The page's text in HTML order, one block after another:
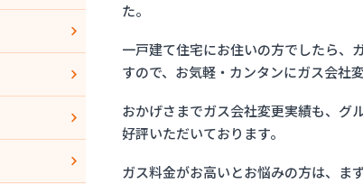
た。
一戸建て住宅にお住いの方でしたら、
すので、お気軽・カンタンにガス会社
おかげさまでガス会社変更実績も、グ
好評いただいております。
ガス料金がお高いとお悩みの方は、ま